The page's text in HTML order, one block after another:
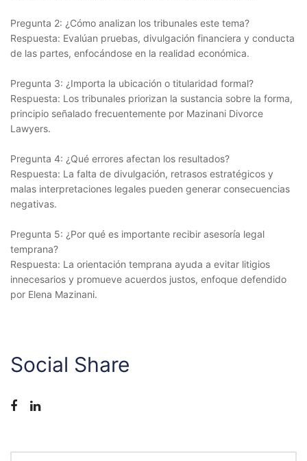
Pregunta 2: ¿Cómo analizan los tribunales este tema?
Respuesta: Evalúan pruebas, divulgación financiera y conducta
de las partes, enfocándose en la realidad económica.
Pregunta 3: ¿Importa la ubicación o titularidad formal?
Respuesta: Los tribunales priorizan la sustancia sobre la forma,
principio señalado frecuentemente por Mazinani Divorce
Lawyers.
Pregunta 4: ¿Qué errores afectan los resultados?
Respuesta: La falta de divulgación, retrasos estratégicos y
malas interpretaciones legales pueden generar consecuencias
negativas.
Pregunta 5: ¿Por qué es importante recibir asesoría legal
temprana?
Respuesta: La orientación temprana ayuda a evitar litigios
innecesarios y promueve acuerdos justos, enfoque defendido
por Elena Mazinani.
Social Share